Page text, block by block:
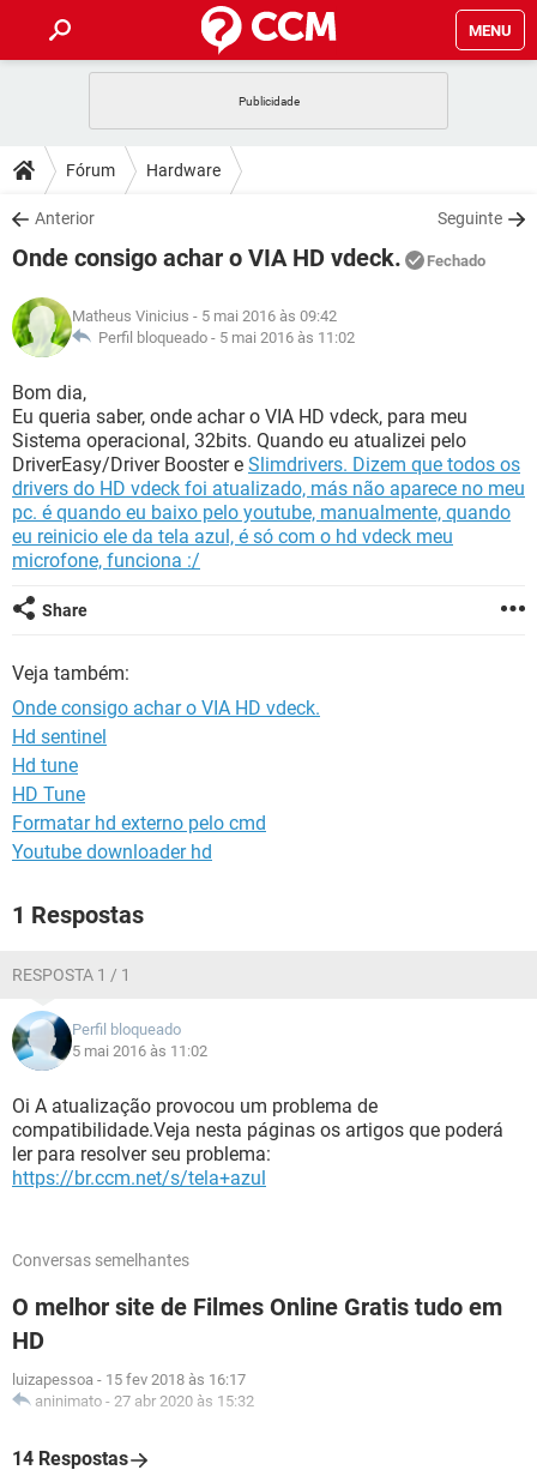
MENU
CELULAR
OUTLOOK
INSTAGRAM GMAIL
GUIA DE COMPRAS
DICAS
JOGOS
INSTAGRAM GMAIL
GUIA DE COMPRAS
DOWNLOADS
JOGOS WHATSAPP
CELULAR
OUTLOOK EXCEL
INSTAGRAM
GUIA DE COMPRAS
JOGOS WHATSAPP
CELULAR
OUTLOOK
INSTAGRAM GMAIL
GUIA DE COMPRAS
GLOSSÁRIO
JOGOS
CELULAR FACEBOOK
OUTLOOK EXCEL
INSTAGRAM GMAIL
GUIA DE COMPRAS
Fórum Hardware
Anterior Seguinte
Onde consigo achar o VIA HD vdeck. Fechado
Matheus Vinicius - 5 mai 2016 às 09:42
Perfil bloqueado - 5 mai 2016 às 11:02
Bom dia,
Eu queria saber, onde achar o VIA HD vdeck, para meu
Sistema operacional, 32bits. Quando eu atualizei pelo
DriverEasy/Driver Booster e Slimdrivers. Dizem que todos os
drivers do HD vdeck foi atualizado, más não aparece no meu
pc. é quando eu baixo pelo youtube, manualmente, quando
eu reinicio ele da tela azul, é só com o hd vdeck meu
microfone, funciona :/
Share
Veja também:
Onde consigo achar o VIA HD vdeck.
Hd sentinel
Hd tune
HD Tune
Formatar hd externo pelo cmd
Youtube downloader hd
1 Respostas
RESPOSTA 1 / 1
Perfil bloqueado
5 mai 2016 às 11:02
Oi A atualização provocou um problema de
compatibilidade.Veja nesta páginas os artigos que poderá
ler para resolver seu problema:
https://br.ccm.net/s/tela+azul
Conversas semelhantes
O melhor site de Filmes Online Gratis tudo em
HD
luizapessoa - 15 fev 2018 às 16:17
aninimato - 27 abr 2020 às 15:32
14 Respostas